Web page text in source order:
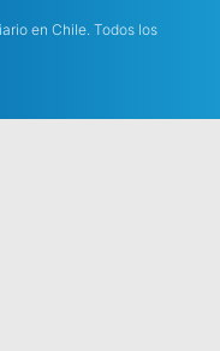
en Chile. Todos los